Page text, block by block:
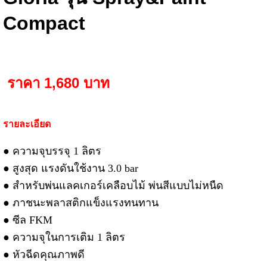
Compact
ราคา 1,680 บาท
รายละเอียด
● ความจุบรรจุ 1 ลิตร
● สูงสุด แรงดันใช้งาน 3.0 bar
● สำหรับพ่นแลคเกอร์เคลือบไม้ พ่นสีแบบไม่หนืด
● ภาชนะพลาสติกแข็งแรงทนทาน
● ซีล FKM
● ความจุในการเติม 1 ลิตร
● หัวฉีดคุณภาพดี